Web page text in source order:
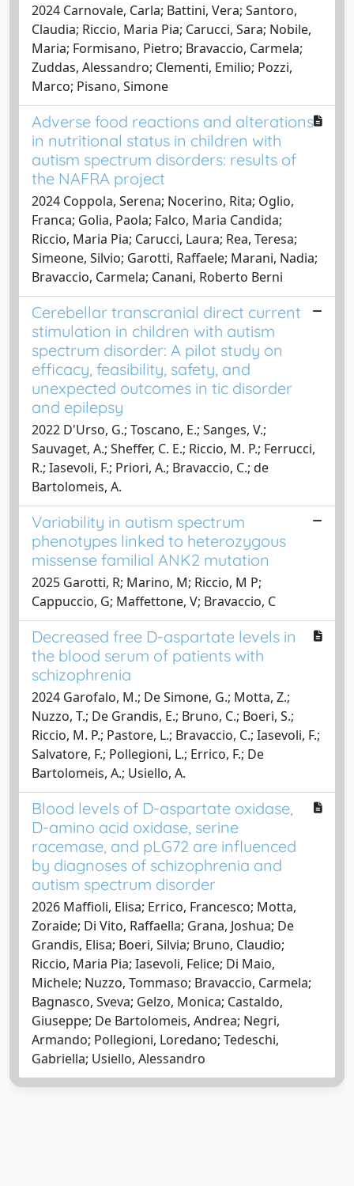
2024 Carnovale, Carla; Battini, Vera; Santoro,
Claudia; Riccio, Maria Pia; Carucci, Sara; Nobile,
Maria; Formisano, Pietro; Bravaccio, Carmela;
Zuddas, Alessandro; Clementi, Emilio; Pozzi,
Marco; Pisano, Simone
Adverse food reactions and alterations
in nutritional status in children with
autism spectrum disorders: results of
the NAFRA project
2024 Coppola, Serena; Nocerino, Rita; Oglio,
Franca; Golia, Paola; Falco, Maria Candida;
Riccio, Maria Pia; Carucci, Laura; Rea, Teresa;
Simeone, Silvio; Garotti, Raffaele; Marani, Nadia;
Bravaccio, Carmela; Canani, Roberto Berni
Cerebellar transcranial direct current
stimulation in children with autism
spectrum disorder: A pilot study on
efficacy, feasibility, safety, and
unexpected outcomes in tic disorder
and epilepsy
2022 D'Urso, G.; Toscano, E.; Sanges, V.;
Sauvaget, A.; Sheffer, C. E.; Riccio, M. P.; Ferrucci,
R.; Iasevoli, F.; Priori, A.; Bravaccio, C.; de
Bartolomeis, A.
Variability in autism spectrum
phenotypes linked to heterozygous
missense familial ANK2 mutation
2025 Garotti, R; Marino, M; Riccio, M P;
Cappuccio, G; Maffettone, V; Bravaccio, C
Decreased free D-aspartate levels in
the blood serum of patients with
schizophrenia
2024 Garofalo, M.; De Simone, G.; Motta, Z.;
Nuzzo, T.; De Grandis, E.; Bruno, C.; Boeri, S.;
Riccio, M. P.; Pastore, L.; Bravaccio, C.; Iasevoli, F.;
Salvatore, F.; Pollegioni, L.; Errico, F.; De
Bartolomeis, A.; Usiello, A.
Blood levels of D-aspartate oxidase,
D-amino acid oxidase, serine
racemase, and pLG72 are influenced
by diagnoses of schizophrenia and
autism spectrum disorder
2026 Maffioli, Elisa; Errico, Francesco; Motta,
Zoraide; Di Vito, Raffaella; Grana, Joshua; De
Grandis, Elisa; Boeri, Silvia; Bruno, Claudio;
Riccio, Maria Pia; Iasevoli, Felice; Di Maio,
Michele; Nuzzo, Tommaso; Bravaccio, Carmela;
Bagnasco, Sveva; Gelzo, Monica; Castaldo,
Giuseppe; De Bartolomeis, Andrea; Negri,
Armando; Pollegioni, Loredano; Tedeschi,
Gabriella; Usiello, Alessandro